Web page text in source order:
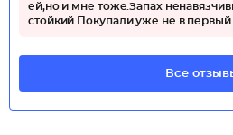
ей,но и мне тоже.Запах
стойкий.Покупали уже не в первый
Все